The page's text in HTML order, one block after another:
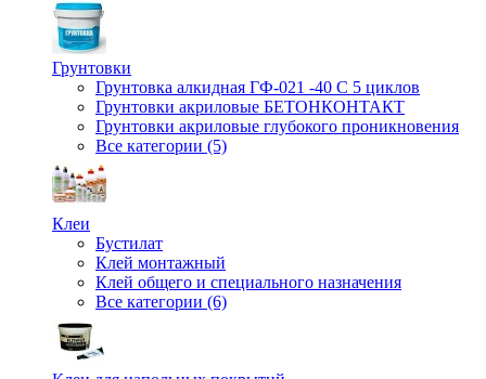
Грунтовки
Грунтовка алкидная ГФ-021 -40 С 5 циклов
Грунтовки акриловые БЕТОНКОНТАКТ
Грунтовки акриловые глубокого проникновения
Все категории (5)
Клеи
Бустилат
Клей монтажный
Клей общего и специального назначения
Все категории (6)